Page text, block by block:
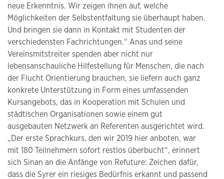
neue Erkenntnis. Wir zeigen ihnen auf, welche
Möglichkeiten der Selbstentfaltung sie überhaupt haben.
Und bringen sie dann in Kontakt mit Studenten der
verschiedensten Fachrichtungen.“ Anas und seine
Vereinsmitstreiter spenden aber nicht nur
lebensanschauliche Hilfestellung für Menschen, die nach
der Flucht Orientierung brauchen, sie liefern auch ganz
konkrete Unterstützung in Form eines umfassenden
Kursangebots, das in Kooperation mit Schulen und
städtischen Organisationen sowie einem gut
ausgebauten Netzwerk an Referenten ausgerichtet wird.
„Der erste Sprachkurs, den wir 2019 hier anboten, war
mit 180 Teilnehmern sofort restlos überbucht“, erinnert
sich Sinan an die Anfänge von Refuture: Zeichen dafür,
dass die Syrer ein riesiges Bedürfnis erkannt und passend